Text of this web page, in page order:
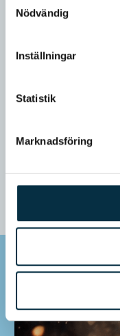
annons- och
Dessa kan i sin tur
information som du
samlat in när du har
Nödvändig
Inställningar
Statistik
Marknadsföring